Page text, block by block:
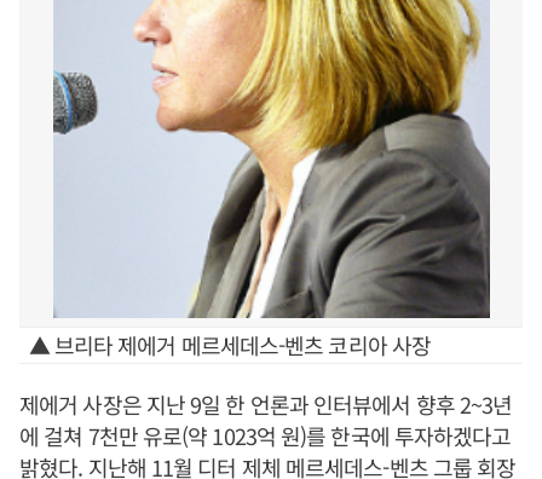
▲ 브리타 제에거 메르세데스-벤츠 코리아 사장
제에거 사장은 지난 9일 한 언론과 인터뷰에서 향후 2~3년
에 걸쳐 7천만 유로(약 1023억 원)를 한국에 투자하겠다고
밝혔다. 지난해 11월 디터 제체 메르세데스-벤츠 그룹 회장